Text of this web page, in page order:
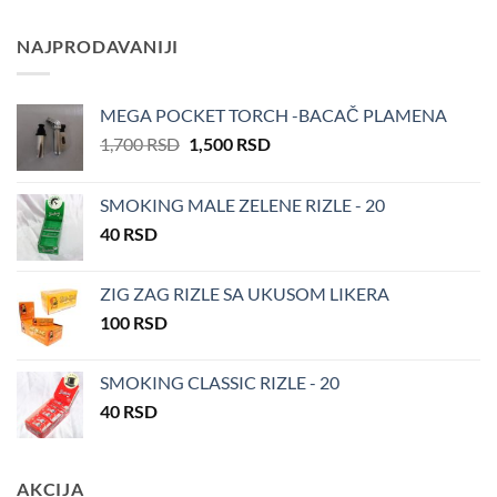
NAJPRODAVANIJI
MEGA POCKET TORCH -BACAČ PLAMENA
1,700RSD Оригинална
била:
1,500 RSDТренутна
1,500 RSD.
SMOKING MALE ZELENE RIZLE - 20
40 RSD
ZIG ZAG RIZLE SA UKUSOM LIKERA
100 RSD
SMOKING CLASSIC RIZLE - 20
40 RSD
AKCIJA